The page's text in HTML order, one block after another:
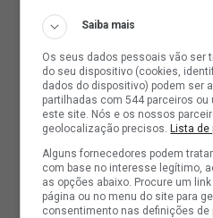
Saiba mais
Os seus dados pessoais vão ser
do seu dispositivo (cookies,
dados do dispositivo) podem ser
partilhadas com 544 parceiros
este site. Nós e os nossos
geolocalização precisos.Lista de
Alguns fornecedores podem
com base no interesse legítimo,
as opções abaixo. Procure um
página ou no menu do site para
consentimento nas definições de